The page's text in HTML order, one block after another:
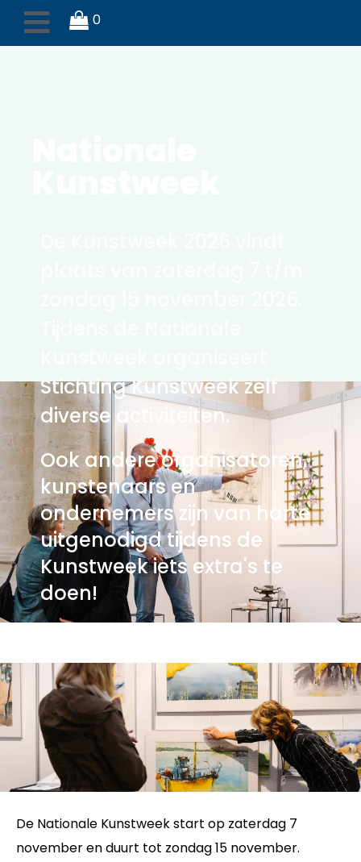
0
Stichting Kunstweek zelf
diverse activiteiten.
Ook andere organisatoren,
kunstenaars en
ondernemers zijn van harte
uitgenodigd tijdens de
Kunstweek iets extra's te
doen!
De Nationale Kunstweek start op zaterdag 7
november en duurt tot zondag 15 november.